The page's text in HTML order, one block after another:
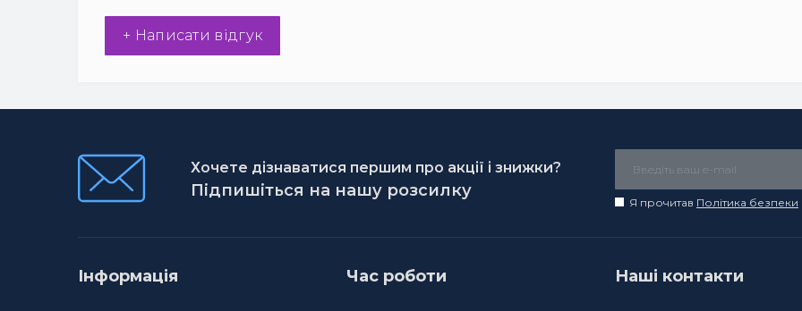
+ Написати відгук
Хочете дізнаватися першим про акції і знижки?
Підпишіться на нашу розсилку
Я прочитав Політика безпеки
Інформація Час роботи Наші контакти